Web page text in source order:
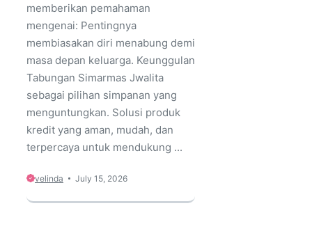
memberikan pemahaman
mengenai: Pentingnya
membiasakan diri menabung demi
masa depan keluarga. Keunggulan
Tabungan Simarmas Jwalita
sebagai pilihan simpanan yang
menguntungkan. Solusi produk
kredit yang aman, mudah, dan
terpercaya untuk mendukung ...
velinda July 15, 2026